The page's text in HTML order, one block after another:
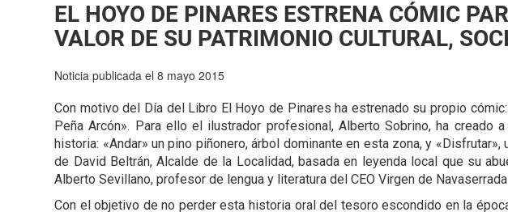
EL HOYO DE PINARES ESTRENA CÓMIC
VALOR DE SU PATRIMONIO CULTURAL,
Noticia publicada el 8 mayo 2015
Con motivo del Día del Libro El Hoyo de Pinares ha estrenado su propio
Peña Arcón». Para ello el ilustrador profesional, Alberto Sobrino, ha
historia: «Andar» un pino piñonero, árbol dominante en esta zona, y
de David Beltrán, Alcalde de la Localidad, basada en leyenda local que su
Alberto Sevillano, profesor de lengua y literatura del CEO Virgen de
Con el objetivo de no perder esta historia oral del tesoro escondido en la